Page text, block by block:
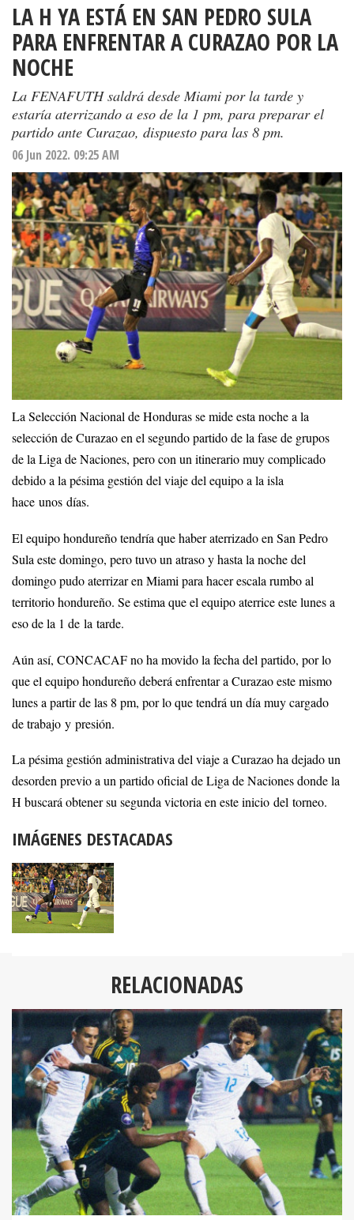
LA H YA ESTÁ EN SAN PEDRO SULA
PARA ENFRENTAR A CURAZAO POR LA
NOCHE
La FENAFUTH saldrá desde Miami por la tarde y
estaría aterrizando a eso de la 1 pm, para preparar el
partido ante Curazao, dispuesto para las 8 pm.
06 Jun 2022. 09:25 AM
La Selección Nacional de Honduras se mide esta noche a la
selección de Curazao en el segundo partido de la fase de grupos
de la Liga de Naciones, pero con un itinerario muy complicado
debido a la pésima gestión del viaje del equipo a la isla
hace unos días.
El equipo hondureño tendría que haber aterrizado en San Pedro
Sula este domingo, pero tuvo un atraso y hasta la noche del
domingo pudo aterrizar en Miami para hacer escala rumbo al
territorio hondureño. Se estima que el equipo aterrice este lunes a
eso de la 1 de la tarde.
Aún así, CONCACAF no ha movido la fecha del partido, por lo
que el equipo hondureño deberá enfrentar a Curazao este mismo
lunes a partir de las 8 pm, por lo que tendrá un día muy cargado
de trabajo y presión.
La pésima gestión administrativa del viaje a Curazao ha dejado un
desorden previo a un partido oficial de Liga de Naciones donde la
H buscará obtener su segunda victoria en este inicio del torneo.
IMÁGENES DESTACADAS
RELACIONADAS